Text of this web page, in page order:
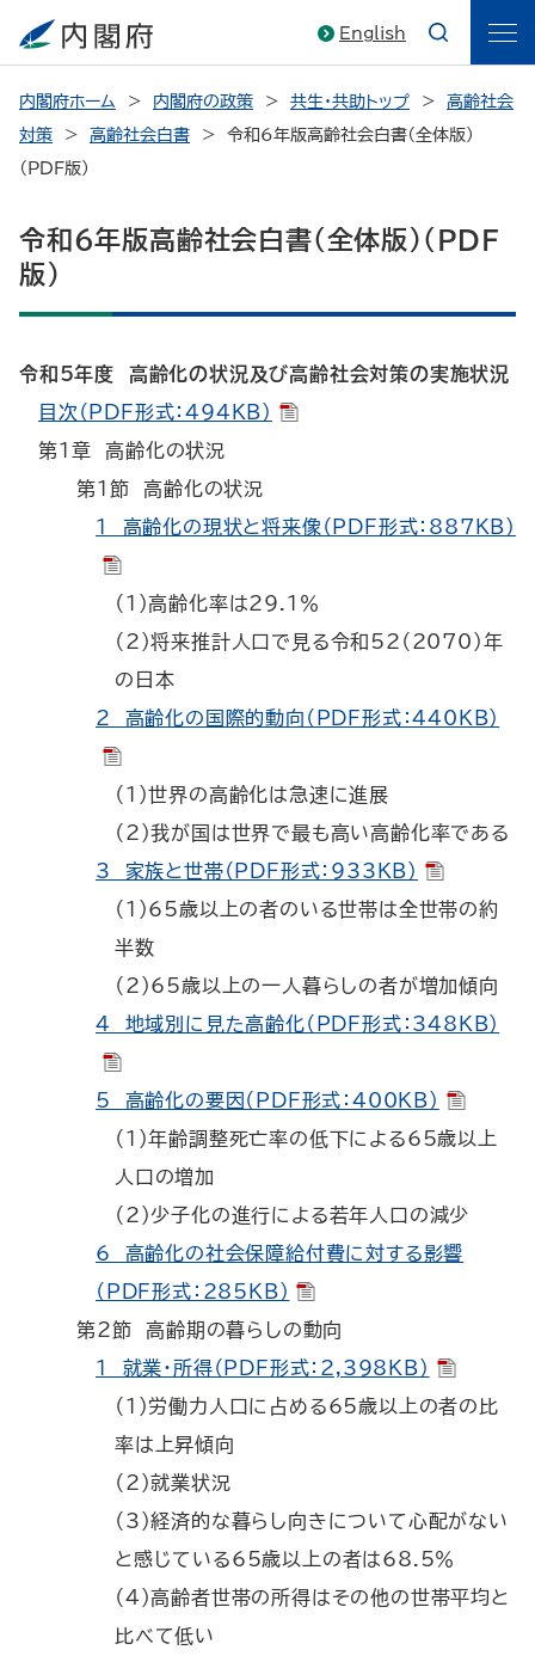
English
内閣府ホーム 内閣府の政策 共生・共助トップ
高齢社会
対策
高齢社会白書
令和6年版高齢社会白書（全体版）
（PDF版）
令和6年版高齢社会白書（全体版）（PDF
版）
令和5年度 高齢化の状況及び高齢社会対策の実施状況
目次（PDF形式：494KB）
第1章 高齢化の状況
第1節 高齢化の状況
1 高齢化の現状と将来像（PDF形式：887KB）
（1）高齢化率は29.1％
（2）将来推計人口で見る令和52（2070）年
の日本
2 高齢化の国際的動向（PDF形式：440KB）
（1）世界の高齢化は急速に進展
（2）我が国は世界で最も高い高齢化率である
3 家族と世帯（PDF形式：933KB）
（1）65歳以上の者のいる世帯は全世帯の約
半数
（2）65歳以上の一人暮らしの者が増加傾向
4 地域別に見た高齢化（PDF形式：348KB）
5 高齢化の要因（PDF形式：400KB）
（1）年齢調整死亡率の低下による65歳以上
人口の増加
（2）少子化の進行による若年人口の減少
6 高齢化の社会保障給付費に対する影響
（PDF形式：285KB）
第2節 高齢期の暮らしの動向
1 就業・所得（PDF形式：2,398KB）
（1）労働力人口に占める65歳以上の者の比
率は上昇傾向
（2）就業状況
（3）経済的な暮らし向きについて心配がない
と感じている65歳以上の者は68.5％
（4）高齢者世帯の所得はその他の世帯平均と
比べて低い